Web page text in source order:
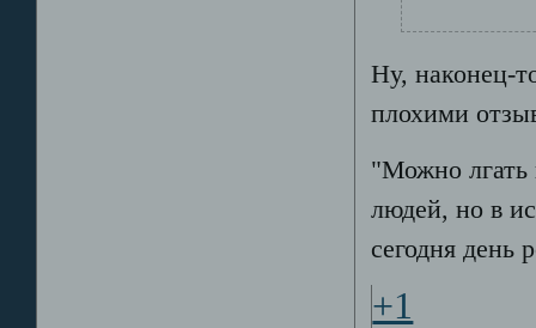
Ну, наконец-
плохими
"Можно лгать
людей, но в
сегодня день
+1